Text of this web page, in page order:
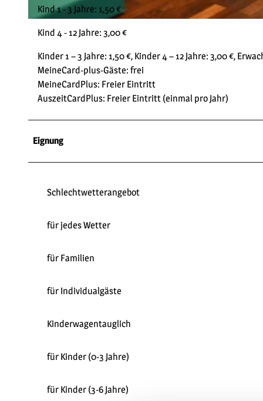
Kind 1 - 3 Jahre: 1,50 €
Kind 4 - 12 Jahre: 3,00 €
Kinder 1 – 3 Jahre: 1,50 €, Kinder 4 – 12 Jahre: 3,00 €,
MeineCard-plus-Gäste: frei
MeineCardPlus: Freier Eintritt
AuszeitCardPlus: Freier Eintritt (einmal pro Jahr)
Eignung
Schlechtwetterangebot
für jedes Wetter
für Familien
für Individualgäste
Kinderwagentauglich
für Kinder (0-3 Jahre)
für Kinder (3-6 Jahre)